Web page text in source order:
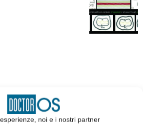
noi e i nostri partner